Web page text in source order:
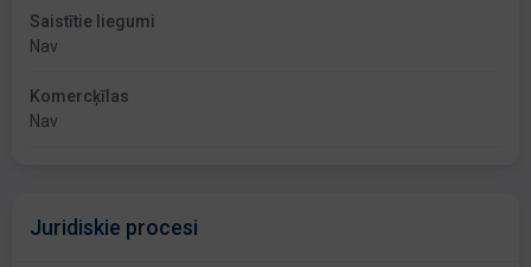
Saistītie liegumi
Nav
Komercķīlas
Nav
Juridiskie procesi